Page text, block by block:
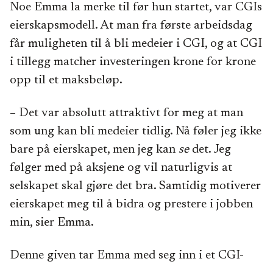
Noe Emma la merke til før hun startet, var CGIs
eierskapsmodell. At man fra første arbeidsdag
får muligheten til å bli medeier i CGI, og at CGI
i tillegg matcher investeringen krone for krone
opp til et maksbeløp.
– Det var absolutt attraktivt for meg at man
som ung kan bli medeier tidlig. Nå føler jeg ikke
bare på eierskapet, men jeg kan sedet. Jeg
følger med på aksjene og vil naturligvis at
selskapet skal gjøre det bra. Samtidig motiverer
eierskapet meg til å bidra og prestere i jobben
min, sier Emma.
Denne given tar Emma med seg inn i et CGI-